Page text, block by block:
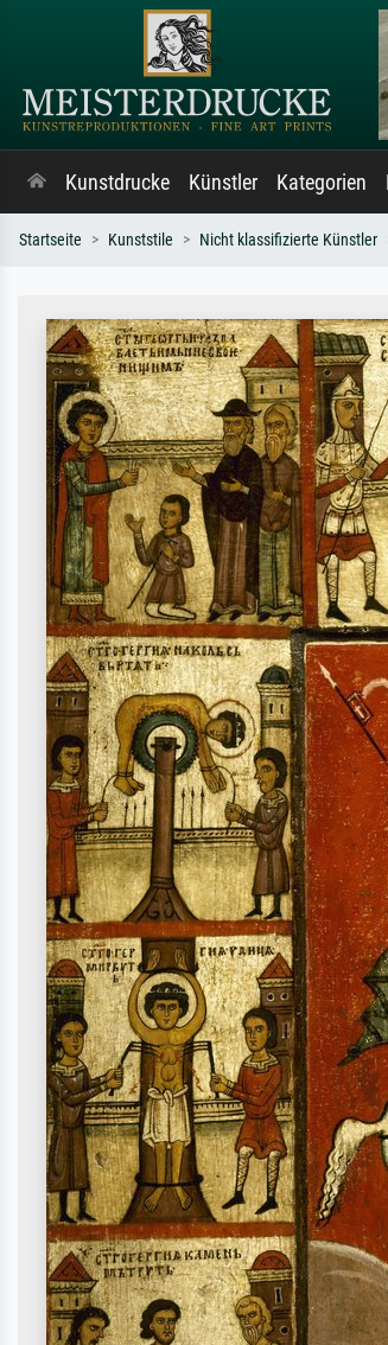
Kunstdrucke Künstler Kategorien
Startseite Kunststile Nicht klassifizierte Künstler